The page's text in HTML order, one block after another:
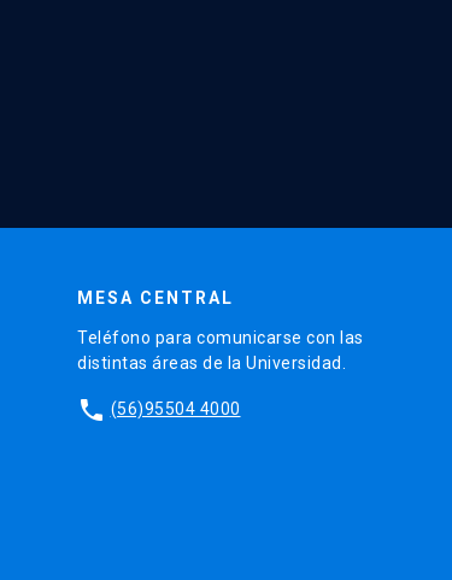
MESA CENTRAL
Teléfono para comunicarse con las
distintas áreas de la Universidad.
phone (56)95504 4000